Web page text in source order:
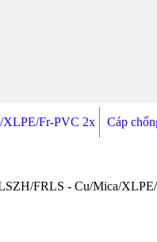
XLPE/Fr-PVC 2x Cáp
FRLS - Cu/Mica/XLPE/